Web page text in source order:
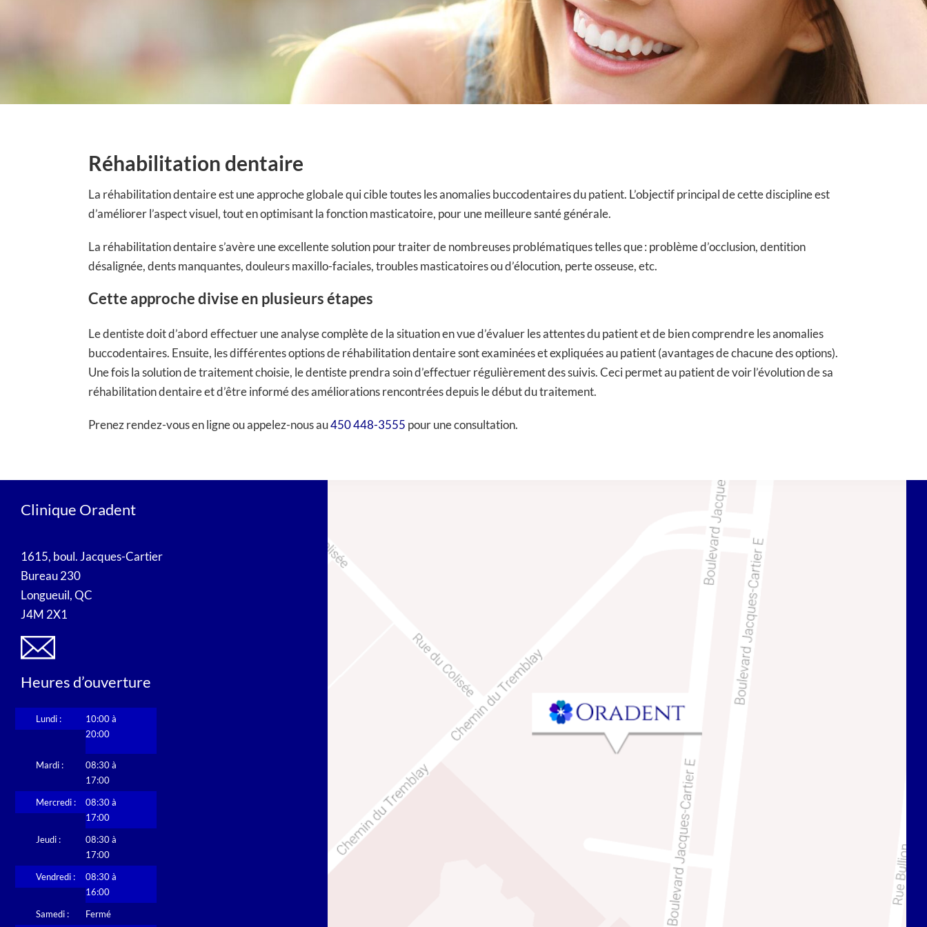
Réhabilitation dentaire
La réhabilitation dentaire est une approche globale qui cible toutes les anomalies buccodentaires du patient. L’objectif principal de cette discipline est
d’améliorer l’aspect visuel, tout en optimisant la fonction masticatoire, pour une meilleure santé générale.
La réhabilitation dentaire s’avère une excellente solution pour traiter de nombreuses problématiques telles que : problème d’occlusion, dentition
désalignée, dents manquantes, douleurs maxillo-faciales, troubles masticatoires ou d’élocution, perte osseuse, etc.
Cette approche divise en plusieurs étapes
Le dentiste doit d’abord effectuer une analyse complète de la situation en vue d’évaluer les attentes du patient et de bien comprendre les anomalies
buccodentaires. Ensuite, les différentes options de réhabilitation dentaire sont examinées et expliquées au patient (avantages de chacune des options).
Une fois la solution de traitement choisie, le dentiste prendra soin d’effectuer régulièrement des suivis. Ceci permet au patient de voir l’évolution de sa
réhabilitation dentaire et d’être informé des améliorations rencontrées depuis le début du traitement.
Prenez rendez-vous en ligne ou appelez-nous au450 448-3555 pour une consultation.
Clinique Oradent
1615, boul. Jacques-Cartier
Bureau 230
Longueuil, QC
J4M 2X1
Heures d’ouverture
Lundi :
10:00 à
20:00
Mardi :
08:30 à
17:00
Mercredi :
08:30 à
17:00
Jeudi :
08:30 à
17:00
Vendredi :
08:30 à
16:00
Samedi :
Fermé